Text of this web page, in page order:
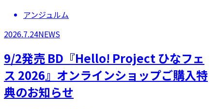
アンジュルム
2026.7.24NEWS
9/2発売 BD『Hello! Project ひなフェ
ス 2026』オンラインショップご購入特
典のお知らせ